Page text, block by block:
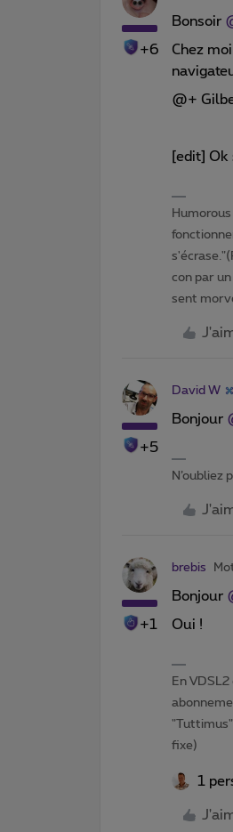
+6
Bonsoir
Chez
@+
[edit] Ok
con par
sent
+5
David W
Bonjour
N’oubliez
+1
brebis
Bonjour
Oui !
En
"Tuttimus"
fixe)
1